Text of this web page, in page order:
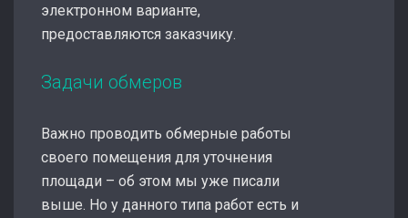
электронном варианте,
предоставляются заказчику.
Задачи обмеров
Важно проводить обмерные работы
своего помещения для уточнения
площади – об этом мы уже писали
выше. Но у данного типа работ есть и